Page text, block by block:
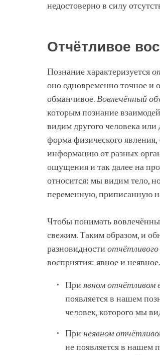
недостоверно в силу
Отчётливое
Познание характеризуется
оно одновременно точное и
обманчивое.Вовлечённый
которым познание
видим другого человека
форма физического
информацию от разных
ощущения и так далее на
относится: мы видим тело,
переменную, приписанную
Чтобы понимать
свежим. Таким образом, и
разновидности
восприятия: явное и неявное.
Приявном отчётливом
появляется в нашем
человек, которого мы
Принеявном
не появляется в нашем